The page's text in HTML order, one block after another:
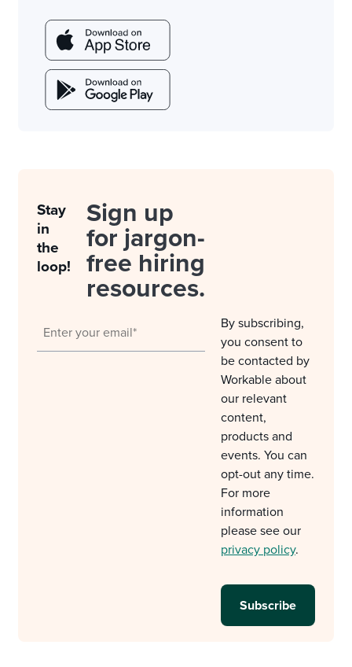
Stay
in
the
loop!
Sign up
for jargon-
free hiring
resources.
By subscribing,
you consent to
be contacted by
Workable about
our relevant
content,
products and
events. You can
opt-out any time.
For more
information
please see our
privacy policy.